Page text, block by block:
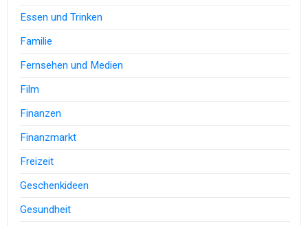
Essen und Trinken
Familie
Fernsehen und Medien
Film
Finanzen
Finanzmarkt
Freizeit
Geschenkideen
Gesundheit